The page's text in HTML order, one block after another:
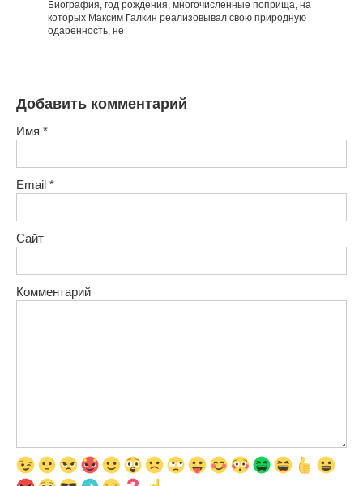
Биография, год рождения, многочисленные поприща, на
которых Максим Галкин реализовывал свою природную
одаренность, не
Добавить комментарий
Имя *
Email *
Сайт
Комментарий